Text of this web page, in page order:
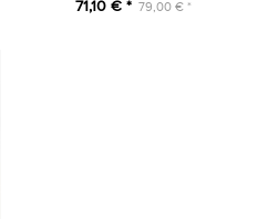
71,10 € * 79,00 € *